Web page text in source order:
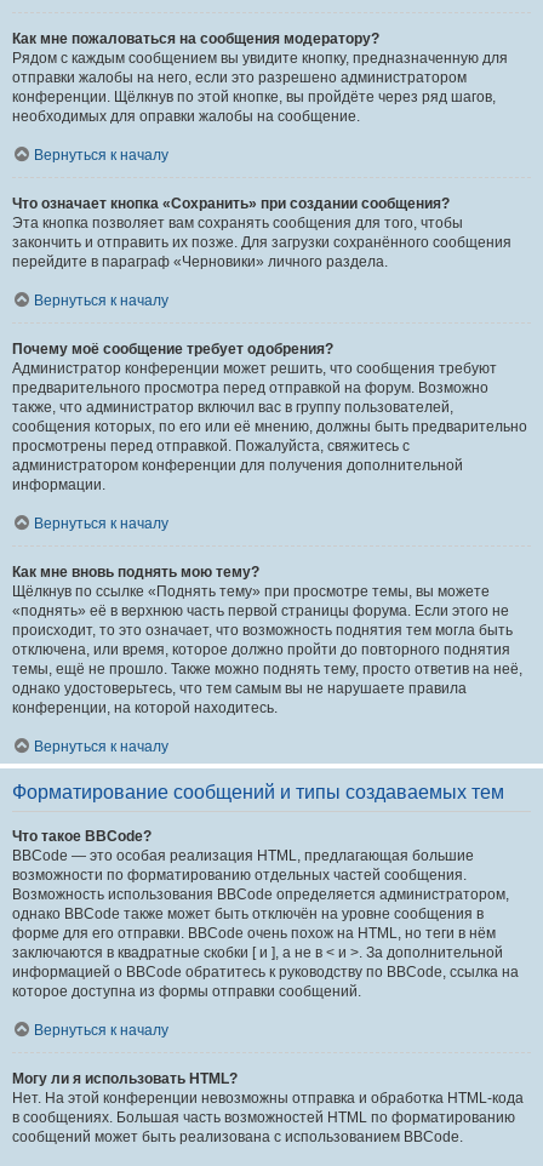
Как мне пожаловаться на сообщения модератору?
Рядом с каждым сообщением вы увидите кнопку, предназначенную для
отправки жалобы на него, если это разрешено администратором
конференции. Щёлкнув по этой кнопке, вы пройдёте через ряд шагов,
необходимых для оправки жалобы на сообщение.
Вернуться к началу
Что означает кнопка «Сохранить» при создании сообщения?
Эта кнопка позволяет вам сохранять сообщения для того, чтобы
закончить и отправить их позже. Для загрузки сохранённого сообщения
перейдите в параграф «Черновики» личного раздела.
Вернуться к началу
Почему моё сообщение требует одобрения?
Администратор конференции может решить, что сообщения требуют
предварительного просмотра перед отправкой на форум. Возможно
также, что администратор включил вас в группу пользователей,
сообщения которых, по его или её мнению, должны быть предварительно
просмотрены перед отправкой. Пожалуйста, свяжитесь с
администратором конференции для получения дополнительной
информации.
Вернуться к началу
Как мне вновь поднять мою тему?
Щёлкнув по ссылке «Поднять тему» при просмотре темы, вы можете
«поднять» её в верхнюю часть первой страницы форума. Если этого не
происходит, то это означает, что возможность поднятия тем могла быть
отключена, или время, которое должно пройти до повторного поднятия
темы, ещё не прошло. Также можно поднять тему, просто ответив на неё,
однако удостоверьтесь, что тем самым вы не нарушаете правила
конференции, на которой находитесь.
Вернуться к началу
Форматирование сообщений и типы создаваемых тем
Что такое BBCode?
BBCode — это особая реализация HTML, предлагающая большие
возможности по форматированию отдельных частей сообщения.
Возможность использования BBCode определяется администратором,
однако BBCode также может быть отключён на уровне сообщения в
форме для его отправки. BBCode очень похож на HTML, но теги в нём
заключаются в квадратные скобки [ и ], а не в < и >. За дополнительной
информацией о BBCode обратитесь к руководству по BBCode, ссылка на
которое доступна из формы отправки сообщений.
Вернуться к началу
Могу ли я использовать HTML?
Нет. На этой конференции невозможны отправка и обработка HTML-кода
в сообщениях. Большая часть возможностей HTML по форматированию
сообщений может быть реализована с использованием BBCode.